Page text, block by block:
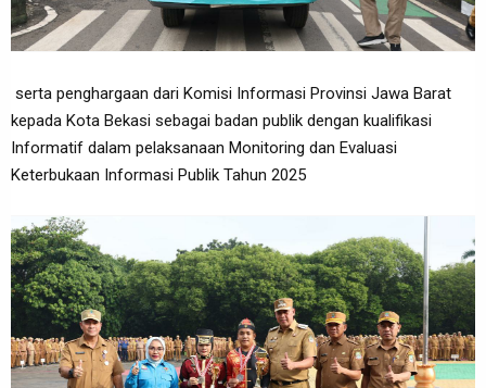
serta penghargaan dari Komisi Informasi Provinsi Jawa Barat
kepada Kota Bekasi sebagai badan publik dengan kualifikasi
Informatif dalam pelaksanaan Monitoring dan Evaluasi
Keterbukaan Informasi Publik Tahun 2025